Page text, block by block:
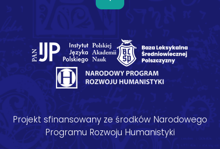
Projekt sfinansowany ze środków Narodowego
Programu Rozwoju Humanistyki